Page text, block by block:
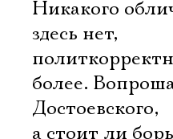
Никакого
здесь нет,
более.
Достоевского,
а стоит ли